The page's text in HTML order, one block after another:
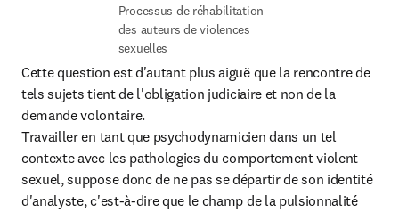
Processus de réhabilitation
des auteurs de violences
sexuelles
Cette question est d'autant plus aiguë que la rencontre de
tels sujets tient de l'obligation judiciaire et non de la
demande volontaire.
Travailler en tant que psychodynamicien dans un tel
contexte avec les pathologies du comportement violent
sexuel, suppose donc de ne pas se départir de son identité
d'analyste, c'est-à-dire que le champ de la pulsionnalité